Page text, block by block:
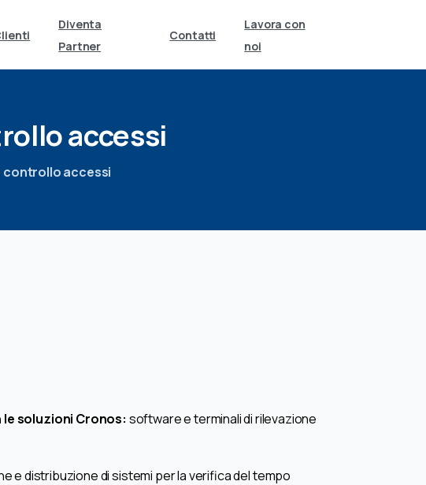
Diventa
Partner
Contatti
Lavora con
noi
accessi
controllo accessi
le soluzioni Cronos: software e terminali di rilevazione
e distribuzione di sistemi per la verifica del tempo